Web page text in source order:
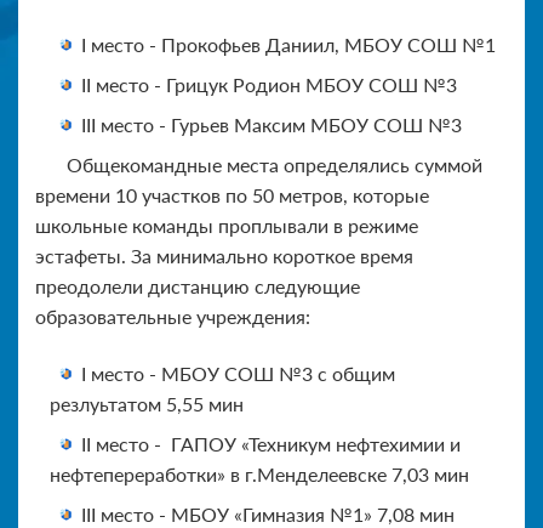
I место - Прокофьев Даниил, МБОУ СОШ №1
II место - Грицук Родион МБОУ СОШ №3
III место - Гурьев Максим МБОУ СОШ №3
Общекомандные места определялись суммой
времени 10 участков по 50 метров, которые
школьные команды проплывали в режиме
эстафеты. За минимально короткое время
преодолели дистанцию следующие
образовательные учреждения:
I место - МБОУ СОШ №3 с общим
резлуьтатом 5,55 мин
II место - ГАПОУ «Техникум нефтехимии и
нефтепереработки» в г.Менделеевске 7,03 мин
III место - МБОУ «Гимназия №1» 7,08 мин